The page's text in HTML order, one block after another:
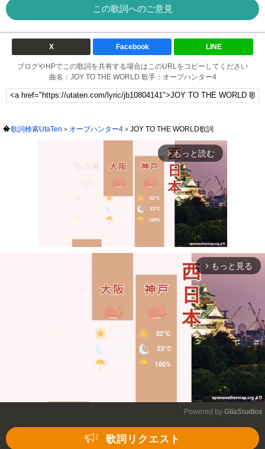
この歌詞へのご意見
X Facebook LINE
ブログやHPでこの歌詞を共有する場合はこのURLをコピーしてください
曲名：JOY TO THE WORLD 歌手：オーブハンター4
歌詞検索UtaTen オーブハンター4 JOY TO THE WORLD歌詞
arrow_forward_ios もっと読む
Mute
arrow_forward_ios もっと見る
Powered by GliaStudios
歌詞リクエスト